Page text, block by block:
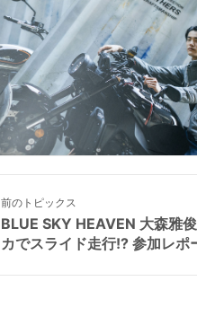
前のトピックス
BLUE SKY HEAVEN 大森雅
カでスライド走行!? 参加レポ